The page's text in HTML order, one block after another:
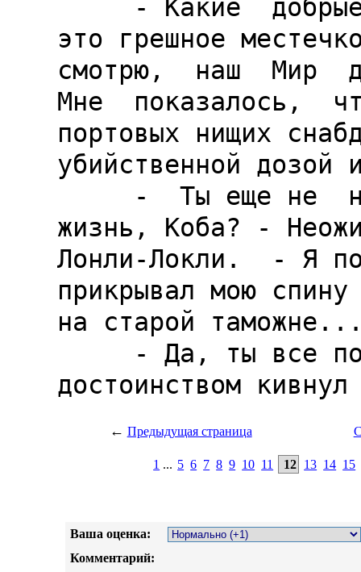
← Предыдущая страница
1 ... 5 6 7 8 9 10 11 12 13 14 15
Ваша оценка:
Комментарий: